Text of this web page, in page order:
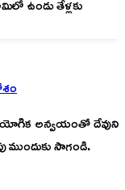
ఉండు తేళ్లకు
అన్వయంతో దేవుని
సాగండి.